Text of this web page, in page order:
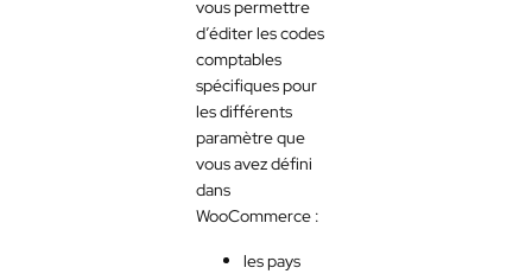
vous permettre
d’éditer les codes
comptables
spécifiques pour
les différents
paramètre que
vous avez défini
dans
WooCommerce :
les pays